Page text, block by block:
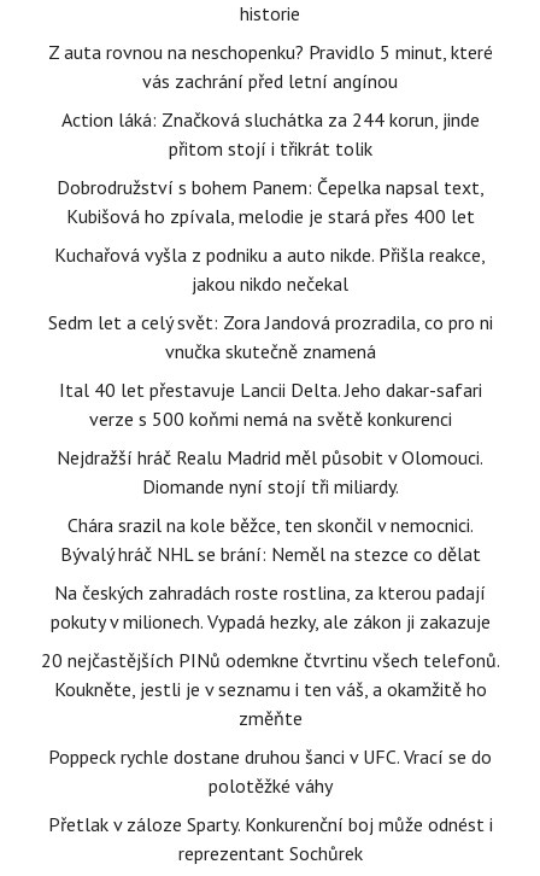
historie
Z auta rovnou na neschopenku? Pravidlo 5 minut, které
vás zachrání před letní angínou
Action láká: Značková sluchátka za 244 korun, jinde
přitom stojí i třikrát tolik
Dobrodružství s bohem Panem: Čepelka napsal text,
Kubišová ho zpívala, melodie je stará přes 400 let
Kuchařová vyšla z podniku a auto nikde. Přišla reakce,
jakou nikdo nečekal
Sedm let a celý svět: Zora Jandová prozradila, co pro ni
vnučka skutečně znamená
Ital 40 let přestavuje Lancii Delta. Jeho dakar-safari
verze s 500 koňmi nemá na světě konkurenci
Nejdražší hráč Realu Madrid měl působit v Olomouci.
Diomande nyní stojí tři miliardy.
Chára srazil na kole běžce, ten skončil v nemocnici.
Bývalý hráč NHL se brání: Neměl na stezce co dělat
Na českých zahradách roste rostlina, za kterou padají
pokuty v milionech. Vypadá hezky, ale zákon ji zakazuje
20 nejčastějších PINů odemkne čtvrtinu všech telefonů.
Koukněte, jestli je v seznamu i ten váš, a okamžitě ho
změňte
Poppeck rychle dostane druhou šanci v UFC. Vrací se do
polotěžké váhy
Přetlak v záloze Sparty. Konkurenční boj může odnést i
reprezentant Sochůrek